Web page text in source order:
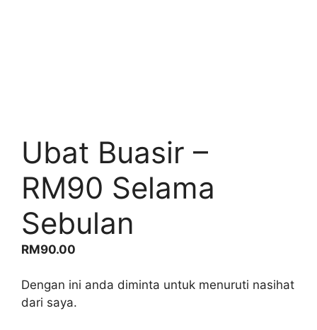
Ubat Buasir –
RM90 Selama
Sebulan
RM90.00
Dengan ini anda diminta untuk menuruti nasihat
dari saya.